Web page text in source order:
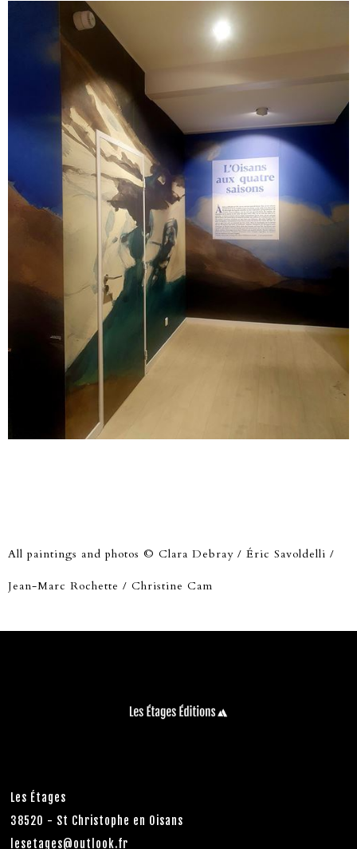
" style="width:670px; height:893px; left:0px; top:-17px;" />
All paintings and photos © Clara Debray / Éric Savoldelli /
Jean-Marc Rochette / Christine Cam
Les Étages
38520 - St Christophe en Oisans
lesetages@outlook.fr